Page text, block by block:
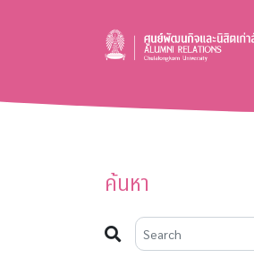
ค้นหา